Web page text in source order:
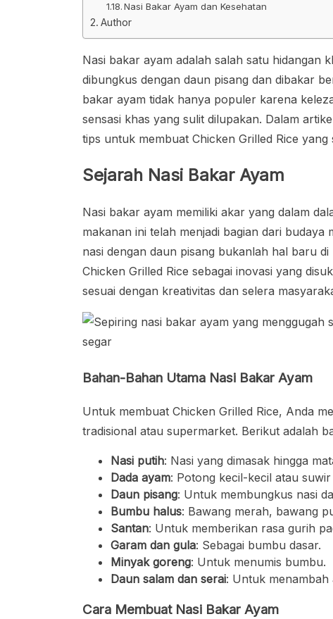
Nasi Bakar Ayam dan Kesehatan
Author
Nasi bakar ayam adalah salah satu hidangan
dibungkus dengan daun pisang dan dibakar
bakar ayam tidak hanya populer karena
sensasi khas yang sulit dilupakan. Dalam
tips untuk membuat Chicken Grilled Rice yang
Sejarah Nasi Bakar Ayam
Nasi bakar ayam memiliki akar yang dalam
makanan ini telah menjadi bagian dari
nasi dengan daun pisang bukanlah hal baru
Chicken Grilled Rice sebagai inovasi yang
sesuai dengan kreativitas dan selera
Bahan-Bahan Utama Nasi Bakar Ayam
Untuk membuat Chicken Grilled Rice, Anda
tradisional atau supermarket. Berikut adalah
Nasi putih: Nasi yang dimasak hingga
Dada ayam: Potong kecil-kecil atau suwir
Daun pisang: Untuk membungkus nasi
Bumbu halus: Bawang merah, bawang
Santan: Untuk memberikan rasa gurih
Garam dan gula: Sebagai bumbu dasar.
Minyak goreng: Untuk menumis bumbu.
Daun salam dan serai: Untuk menambah
Cara Membuat Nasi Bakar Ayam